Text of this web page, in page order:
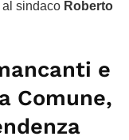
al sindaco Roberto
e
Comune,